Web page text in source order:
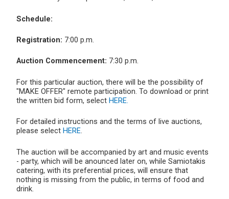
Schedule:
Registration: 7:00 p.m.
Auction Commencement: 7:30 p.m.
For this particular auction, there will be the possibility of
"MAKE OFFER" remote participation. To download or print
the written bid form, select HERE.
For detailed instructions and the terms of live auctions,
please select HERE.
The auction will be accompanied by art and music events
- party, which will be anounced later on, while Samiotakis
catering, with its preferential prices, will ensure that
nothing is missing from the public, in terms of food and
drink.